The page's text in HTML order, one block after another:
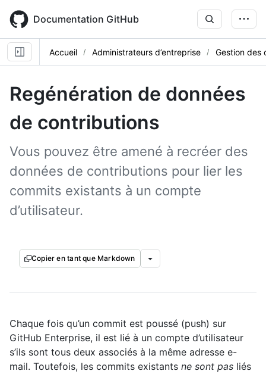
main
content
Documentation GitHub
Accueil Administrateurs d’entreprise Gestion des
Regénération de données
de contributions
Vous pouvez être amené à recréer des
données de contributions pour lier les
commits existants à un compte
d’utilisateur.
Copier en tant que Markdown
Chaque fois qu’un commit est poussé (push) sur
GitHub Enterprise, il est lié à un compte d’utilisateur
s’ils sont tous deux associés à la même adresse e-
mail. Toutefois, les commits existants ne sont pas liés